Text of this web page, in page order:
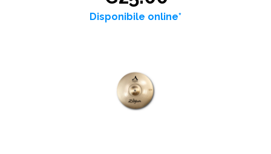
Disponibile online*